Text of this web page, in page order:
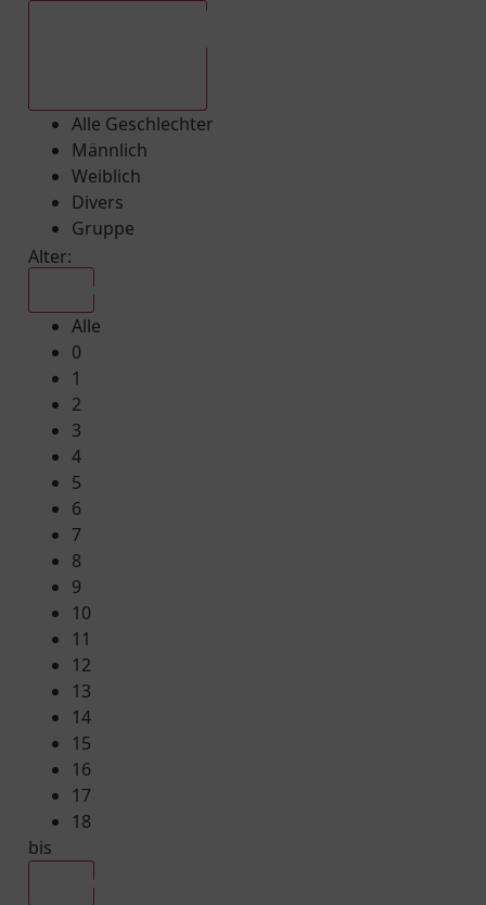
Alle Geschlechter
Männlich
Weiblich
Divers
Gruppe
Alter:
Alle
0
1
2
3
4
5
6
7
8
9
10
11
12
13
14
15
16
17
18
bis